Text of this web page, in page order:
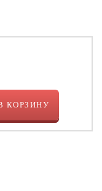
КОРЗИНУ